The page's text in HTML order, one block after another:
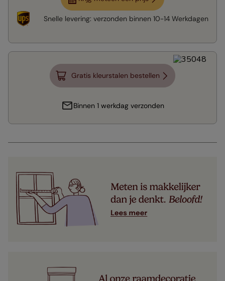
Snelle levering: verzonden binnen 10-14 Werkdagen
Gratis kleurstalen bestellen
Binnen 1 werkdag verzonden